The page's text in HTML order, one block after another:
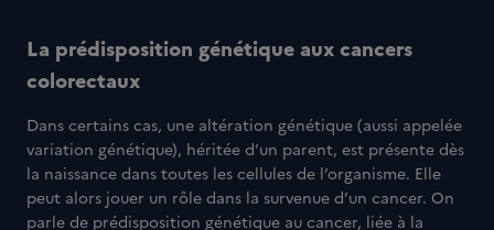
La prédisposition génétique aux cancers
colorectaux
Dans certains cas, une altération génétique (aussi appelée
variation génétique), héritée d’un parent, est présente dès
la naissance dans toutes les cellules de l’organisme. Elle
peut alors jouer un rôle dans la survenue d’un cancer. On
parle de prédisposition génétique au cancer, liée à la